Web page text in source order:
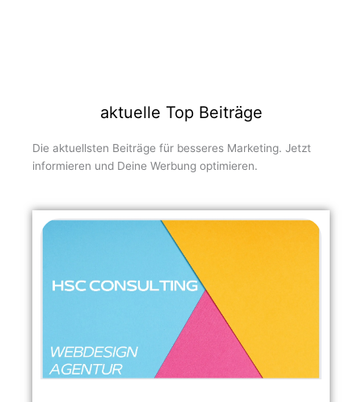
aktuelle Top Beiträge
Die aktuellsten Beiträge für besseres Marketing. Jetzt
informieren und Deine Werbung optimieren.